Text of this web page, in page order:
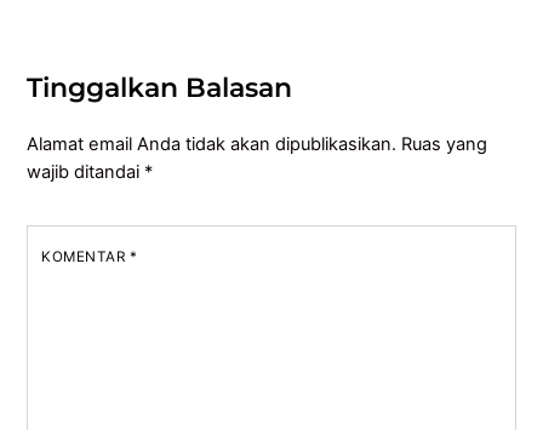
Tinggalkan Balasan
Alamat email Anda tidak akan dipublikasikan. Ruas yang
wajib ditandai *
KOMENTAR *